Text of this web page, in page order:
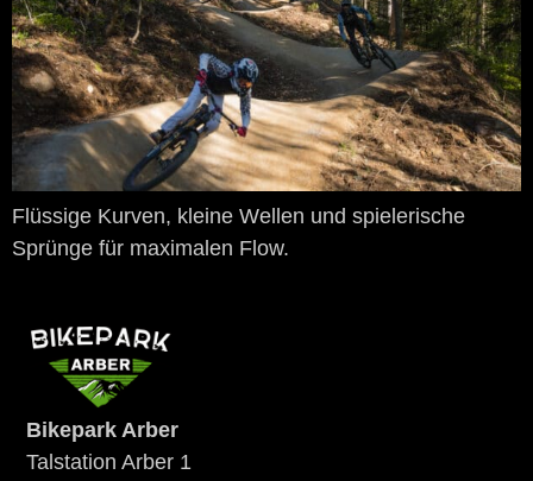
Flüssige Kurven, kleine Wellen und spielerische
Sprünge für maximalen Flow.
Bikepark Arber
Talstation Arber 1